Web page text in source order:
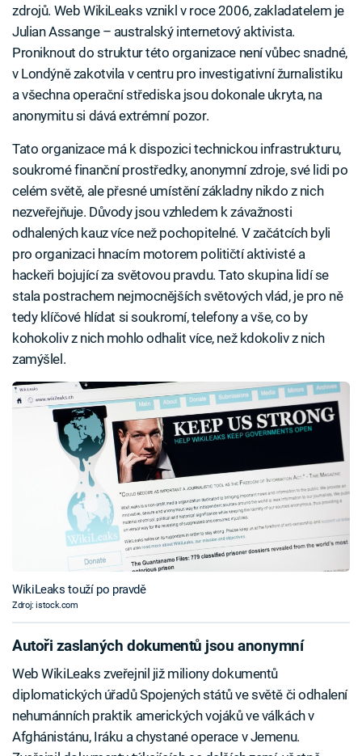
zdrojů. Web WikiLeaks vznikl v roce 2006, zakladatelem je
Julian Assange – australský internetový aktivista.
Proniknout do struktur této organizace není vůbec snadné,
v Londýně zakotvila v centru pro investigativní žurnalistiku
a všechna operační střediska jsou dokonale ukryta, na
anonymitu si dává extrémní pozor.
Tato organizace má k dispozici technickou infrastrukturu,
soukromé finanční prostředky, anonymní zdroje, své lidi po
celém světě, ale přesné umístění základny nikdo z nich
nezveřejňuje. Důvody jsou vzhledem k závažnosti
odhalených kauz více než pochopitelné. V začátcích byli
pro organizaci hnacím motorem političtí aktivisté a
hackeři bojující za světovou pravdu. Tato skupina lidí se
stala postrachem nejmocnějších světových vlád, je pro ně
tedy klíčové hlídat si soukromí, telefony a vše, co by
kohokoliv z nich mohlo odhalit více, než kdokoliv z nich
zamýšlel.
WikiLeaks touží po pravdě
Zdroj: istock.com
Autoři zaslaných dokumentů jsou anonymní
Web WikiLeaks zveřejnil již miliony dokumentů
diplomatických úřadů Spojených států ve světě či odhalení
nehumánních praktik amerických vojáků ve válkách v
Afghánistánu, Iráku a chystané operace v Jemenu.